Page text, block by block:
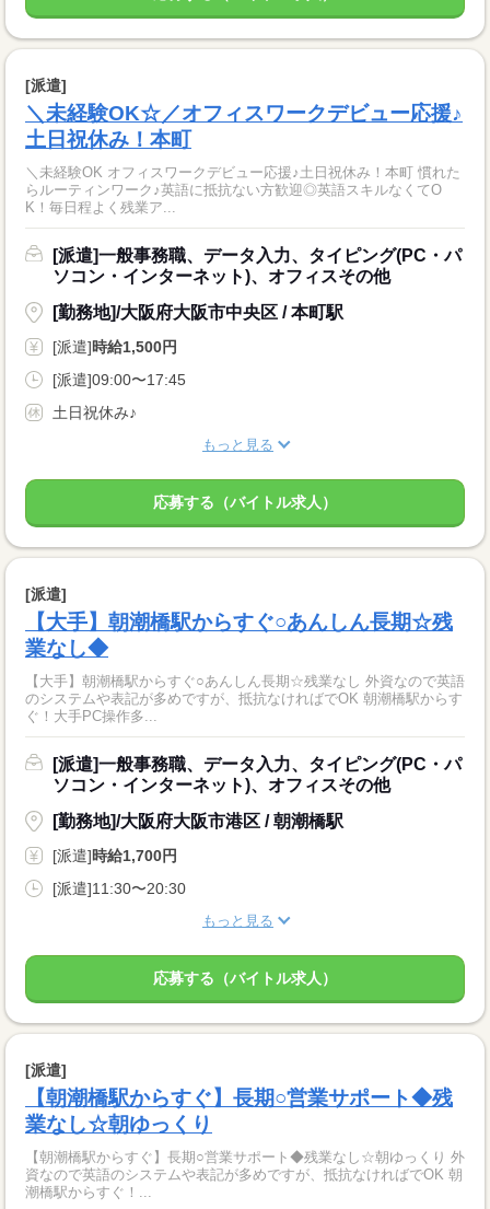
[派遣]
＼未経験OK☆／オフィスワークデビュー応援♪
土日祝休み！本町
＼未経験OK オフィスワークデビュー応援♪土日祝休み！本町 慣れた
らルーティンワーク♪英語に抵抗ない方歓迎◎英語スキルなくてO
K！毎日程よく残業ア...
[派遣]一般事務職、データ入力、タイピング(PC・パ
ソコン・インターネット)、オフィスその他
[勤務地]/大阪府大阪市中央区 / 本町駅
[派遣]時給1,500円
[派遣]09:00〜17:45
土日祝休み♪
もっと見る
応募する（バイトル求人）
[派遣]
【大手】朝潮橋駅からすぐ○あんしん長期☆残
業なし◆
【大手】朝潮橋駅からすぐ○あんしん長期☆残業なし 外資なので英語
のシステムや表記が多めですが、抵抗なければでOK 朝潮橋駅からす
ぐ！大手PC操作多...
[派遣]一般事務職、データ入力、タイピング(PC・パ
ソコン・インターネット)、オフィスその他
[勤務地]/大阪府大阪市港区 / 朝潮橋駅
[派遣]時給1,700円
[派遣]11:30〜20:30
もっと見る
応募する（バイトル求人）
[派遣]
【朝潮橋駅からすぐ】長期○営業サポート◆残
業なし☆朝ゆっくり
【朝潮橋駅からすぐ】長期○営業サポート◆残業なし☆朝ゆっくり 外
資なので英語のシステムや表記が多めですが、抵抗なければでOK 朝
潮橋駅からすぐ！...